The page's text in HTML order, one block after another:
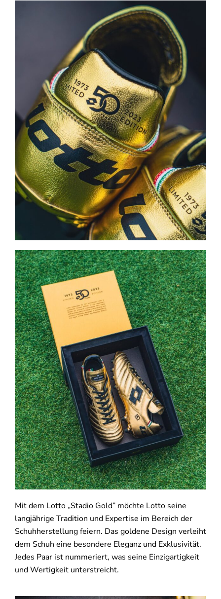
Mit dem Lotto „Stadio Gold” möchte Lotto seine
langjährige Tradition und Expertise im Bereich der
Schuhherstellung feiern. Das goldene Design verleiht
dem Schuh eine besondere Eleganz und Exklusivität.
Jedes Paar ist nummeriert, was seine Einzigartigkeit
und Wertigkeit unterstreicht.